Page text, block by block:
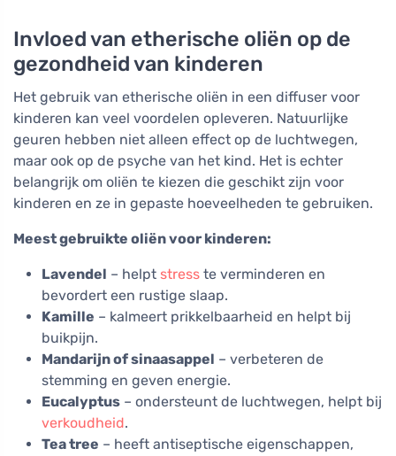
Invloed van etherische oliën op de
gezondheid van kinderen
Het gebruik van etherische oliën in een diffuser voor
kinderen kan veel voordelen opleveren. Natuurlijke
geuren hebben niet alleen effect op de luchtwegen,
maar ook op de psyche van het kind. Het is echter
belangrijk om oliën te kiezen die geschikt zijn voor
kinderen en ze in gepaste hoeveelheden te gebruiken.
Meest gebruikte oliën voor kinderen:
Lavendel – helpt stress te verminderen en
bevordert een rustige slaap.
Kamille – kalmeert prikkelbaarheid en helpt bij
buikpijn.
Mandarijn of sinaasappel – verbeteren de
stemming en geven energie.
Eucalyptus – ondersteunt de luchtwegen, helpt bij
verkoudheid.
Tea tree – heeft antiseptische eigenschappen,